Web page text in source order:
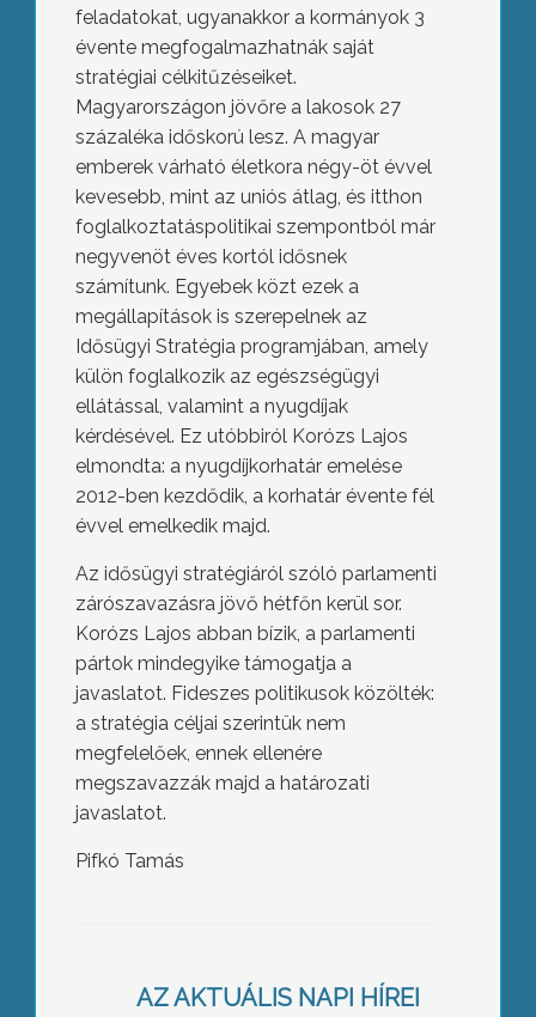
feladatokat, ugyanakkor a kormányok 3
évente megfogalmazhatnák saját
stratégiai célkitűzéseiket.
Magyarországon jövőre a lakosok 27
százaléka időskorú lesz. A magyar
emberek várható életkora négy-öt évvel
kevesebb, mint az uniós átlag, és itthon
foglalkoztatáspolitikai szempontból már
negyvenöt éves kortól idősnek
számítunk. Egyebek közt ezek a
megállapítások is szerepelnek az
Idősügyi Stratégia programjában, amely
külön foglalkozik az egészségügyi
ellátással, valamint a nyugdíjak
kérdésével. Ez utóbbiról Korózs Lajos
elmondta: a nyugdíjkorhatár emelése
2012-ben kezdődik, a korhatár évente fél
évvel emelkedik majd.
Az idősügyi stratégiáról szóló parlamenti
zárószavazásra jövő hétfőn kerül sor.
Korózs Lajos abban bízik, a parlamenti
pártok mindegyike támogatja a
javaslatot. Fideszes politikusok közölték:
a stratégia céljai szerintük nem
megfelelőek, ennek ellenére
megszavazzák majd a határozati
javaslatot.
Pifkó Tamás
AZ AKTUÁLIS NAPI HÍREI
által igényelt 25 milliárdos
többletfinanszírozást – véli a Bugát